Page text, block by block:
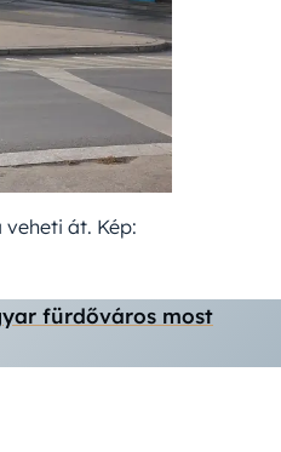
át. Kép:
fürdőváros most